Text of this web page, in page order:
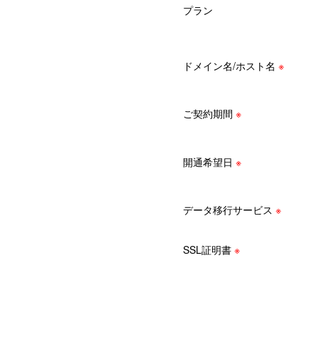
プラン
ドメイン名/ホスト名 ※
ご契約期間 ※
開通希望日 ※
データ移行サービス ※
SSL証明書 ※